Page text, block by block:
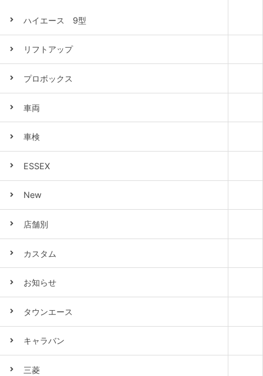
ハイエース 9型
リフトアップ
プロボックス
車両
車検
ESSEX
New
店舗別
カスタム
お知らせ
タウンエース
キャラバン
三菱